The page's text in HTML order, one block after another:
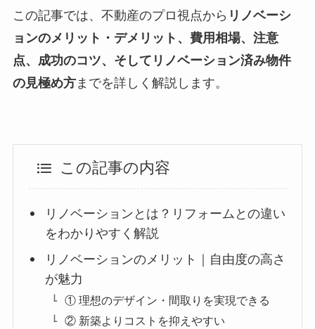
この記事では、不動産のプロ視点から リノベーシ
ョンのメリット・デメリット、費用相場、注意
点、成功のコツ、そしてリノベーション済み物件
の見極め方までを詳しく解説します。
この記事の内容
リノベーションとは？リフォームとの違い
をわかりやすく解説
リノベーションのメリット｜自由度の高さ
が魅力
① 理想のデザイン・間取りを実現できる
② 新築よりコストを抑えやすい